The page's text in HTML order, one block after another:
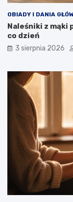
OBIADY I DANIA
Naleśniki z mąki
co dzień
3 sierpnia 2026